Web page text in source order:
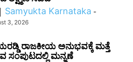
Samyukta Karnataka -
3, 2026
ರಾಜಕೀಯ ಅನುಭವಕ್ಕೆ ಮತ್ತೆ
ಸಂಪುಟದಲ್ಲಿ ಮನ್ನಣೆ